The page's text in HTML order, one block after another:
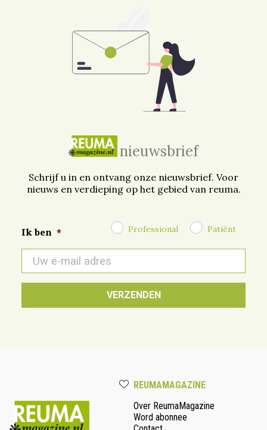
nieuwsbrief
Schrijf u in en ontvang onze nieuwsbrief. Voor
nieuws en verdieping op het gebied van reuma.
Ik ben * Professional Patiënt
mail
*
REUMAMAGAZINE
Over ReumaMagazine
Word abonnee